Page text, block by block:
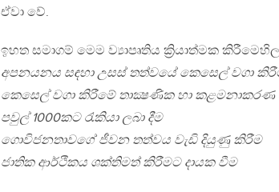
ඒවා වේ.
ඉහත සමාගම් මෙම ව්‍යාපෘතිය ක්‍රියාත්මක
අපනයනය සඳහා උසස් තත්වයේ කෙසෙල් වගා
කෙසෙල් වගා කිරීමේ තාක්‍ෂණික හා කළමනාකරණ
පවුල් 1000කට රැකියා ලබා දීම
ගොවිජනතාවගේ ජීවන තත්වය වැඩි දියුණු කිරීම
ජාතික ආර්ථිකය ශක්තිමත් කිරීමට දායක වීම